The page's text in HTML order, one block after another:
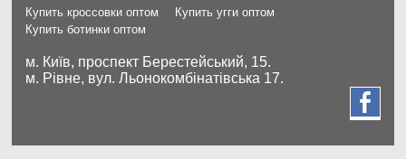
Купить кроссовки оптом
Купить угги оптом
Купить ботинки оптом
м. Київ, проспект Берестейський, 15.
м. Рівне, вул. Льонокомбінатівська 17.